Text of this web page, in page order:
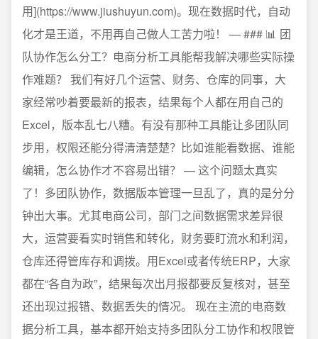
用](https://www.jiushuyun.com)。现在数据时代，自动
化才是王道，不用再自己做人工苦力啦！ — ### 📊 团
队协作怎么分工？电商分析工具能帮我解决哪些实际操
作难题？ 我们有好几个运营、财务、仓库的同事，大
家经常吵着要最新的报表，结果每个人都在用自己的
Excel，版本乱七八糟。有没有那种工具能让多团队同
步用，权限还能分得清清楚楚？比如谁能看数据、谁能
编辑，怎么协作才不容易出错？ — 这个问题太真实
了！多团队协作，数据版本管理一旦乱了，真的是分分
钟出大事。尤其电商公司，部门之间数据需求差异很
大，运营要看实时销售和转化，财务要盯流水和利润，
仓库还得管库存和调拨。用Excel或者传统ERP，大家
都在“各自为政”，结果每次出月报都要反复核对，甚至
还出现过报错、数据丢失的情况。 现在主流的电商数
据分析工具，基本都开始支持多团队分工协作和权限管